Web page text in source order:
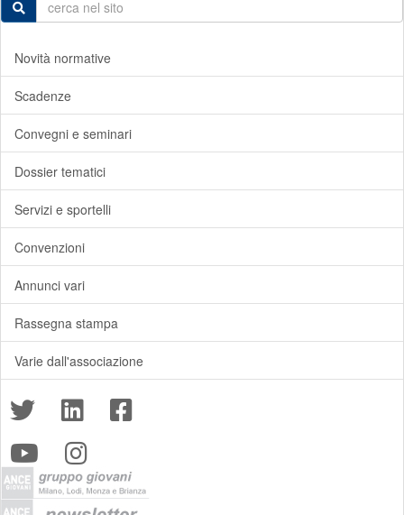
Novità normative
Scadenze
Convegni e seminari
Dossier tematici
Servizi e sportelli
Convenzioni
Annunci vari
Rassegna stampa
Varie dall'associazione